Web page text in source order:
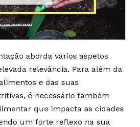
aborda vários aspetos
relevância. Para além da
e das suas
é necessário também
que impacta as cidades
um forte reflexo na sua